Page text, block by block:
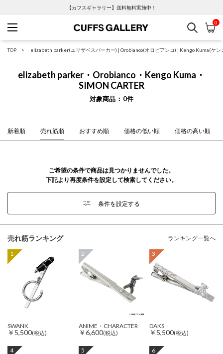
【カフスギャラリー】送料無料実施中！
Cuffs Gallery
検索 カ
0
TOP elizabeth parker(エリザベスパーカー) | Orobianco(オロビアンコ) | Kengo Kuma(ケン
elizabeth parker・Orobianco・Kengo Kuma・
SIMON CARTER
対象商品 0件
新着順 売れ筋順 おすすめ順 価格の低い順 価格の高い順
ご希望の条件で商品は見つかりませんでした。
下記より再度条件を設定して検索してください。
条件を設定する
売れ筋ランキング ランキング一覧へ
1
SWANK
￥5,500(税込)
2
ANIME・CHARACTER
￥6,600(税込)
3
DAKS
￥5,500(税込)
4 5 6